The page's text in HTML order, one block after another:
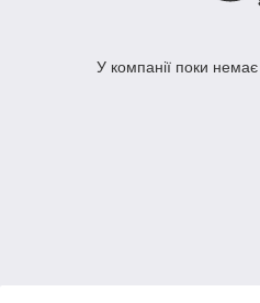
У компанії поки